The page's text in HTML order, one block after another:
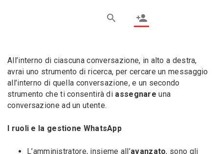
All’interno di ciascuna conversazione, in alto a destra,
avrai uno strumento di ricerca, per cercare un messaggio
all’interno di quella conversazione, e un secondo
strumento che ti consentirà di assegnare una
conversazione ad un utente.
I ruoli e la gestione WhatsApp
L’amministratore, insieme all’avanzato, sono gli